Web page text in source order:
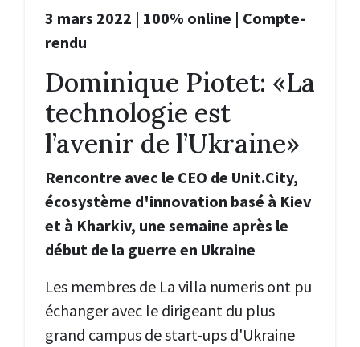
3 mars 2022 | 100% online | Compte-
rendu
Dominique Piotet: «La
technologie est
l’avenir de l’Ukraine»
Rencontre avec le CEO de Unit.City,
écosystème d'innovation basé à Kiev
et à Kharkiv, une semaine après le
début de la guerre en Ukraine
Les membres de La villa numeris ont pu
échanger avec le dirigeant du plus
grand campus de start-ups d'Ukraine